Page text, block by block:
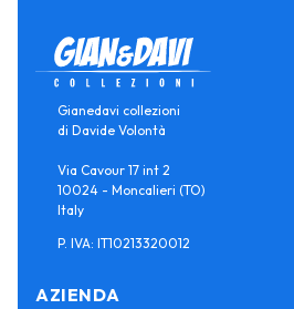
Gianedavi collezioni
di Davide Volontà
Via Cavour 17 int 2
10024 - Moncalieri (TO)
Italy
P. IVA: IT10213320012
AZIENDA